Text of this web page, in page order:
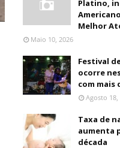
Platino,
Melhor
Maio 10, 2026
Festival
ocorre
com
Agosto 18,
Taxa de
aumenta
década